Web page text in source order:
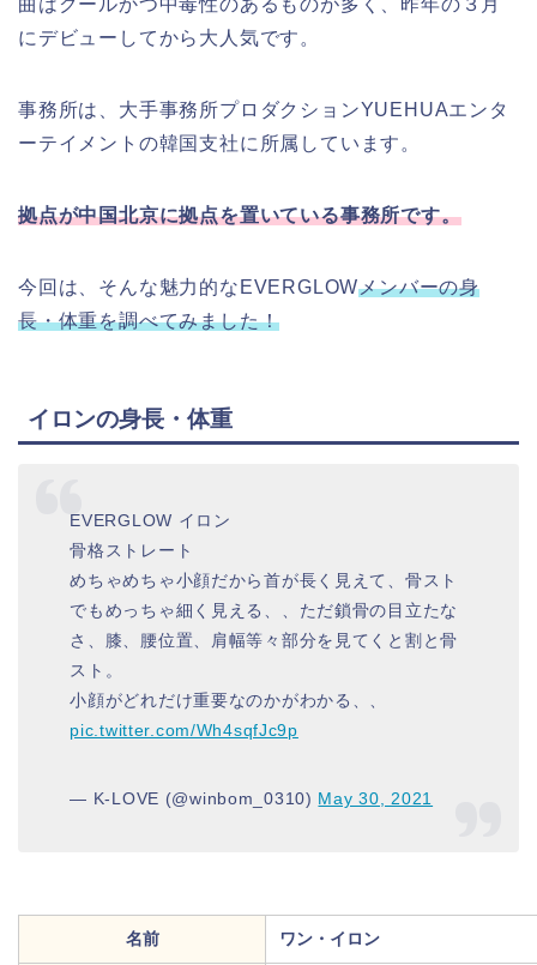
曲はクールかつ中毒性のあるものが多く、昨年の３月
にデビューしてから大人気です。
事務所は、大手事務所プロダクションYUEHUAエンタ
ーテイメントの韓国支社に所属しています。
拠点が中国北京に拠点を置いている事務所です。
今回は、そんな魅力的なEVERGLOWメンバーの身
長・体重を調べてみました！
イロンの身長・体重
EVERGLOW イロン
骨格ストレート
めちゃめちゃ小顔だから首が長く見えて、骨スト
でもめっちゃ細く見える、、ただ鎖骨の目立たな
さ、膝、腰位置、肩幅等々部分を見てくと割と骨
スト。
小顔がどれだけ重要なのかがわかる、、
pic.twitter.com/Wh4sqfJc9p
— K-LOVE (@winbom_0310) May 30, 2021
名前 ワン・イロン